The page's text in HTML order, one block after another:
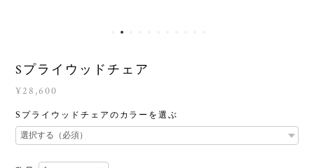
Sプライウッドチェア
¥28,600
Sプライウッドチェアのカラーを選ぶ